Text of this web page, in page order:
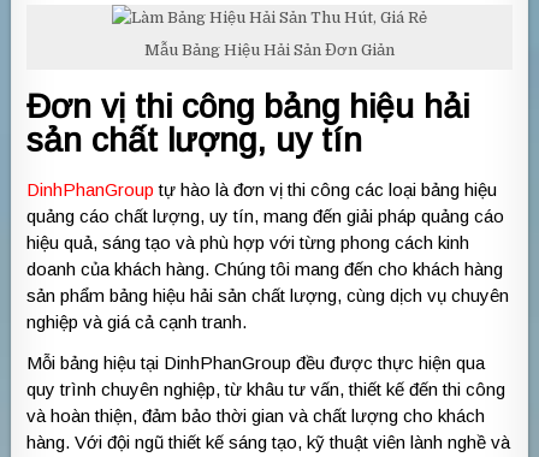
Mẫu Bảng Hiệu Hải Sản Đơn Giản
Đơn vị thi công bảng hiệu hải
sản chất lượng, uy tín
DinhPhanGroup tự hào là đơn vị thi công các loại bảng hiệu
quảng cáo chất lượng, uy tín, mang đến giải pháp quảng cáo
hiệu quả, sáng tạo và phù hợp với từng phong cách kinh
doanh của khách hàng. Chúng tôi mang đến cho khách hàng
sản phẩm bảng hiệu hải sản chất lượng, cùng dịch vụ chuyên
nghiệp và giá cả cạnh tranh.
Mỗi bảng hiệu tại DinhPhanGroup đều được thực hiện qua
quy trình chuyên nghiệp, từ khâu tư vấn, thiết kế đến thi công
và hoàn thiện, đảm bảo thời gian và chất lượng cho khách
hàng. Với đội ngũ thiết kế sáng tạo, kỹ thuật viên lành nghề và